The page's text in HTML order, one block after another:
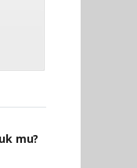
mu?